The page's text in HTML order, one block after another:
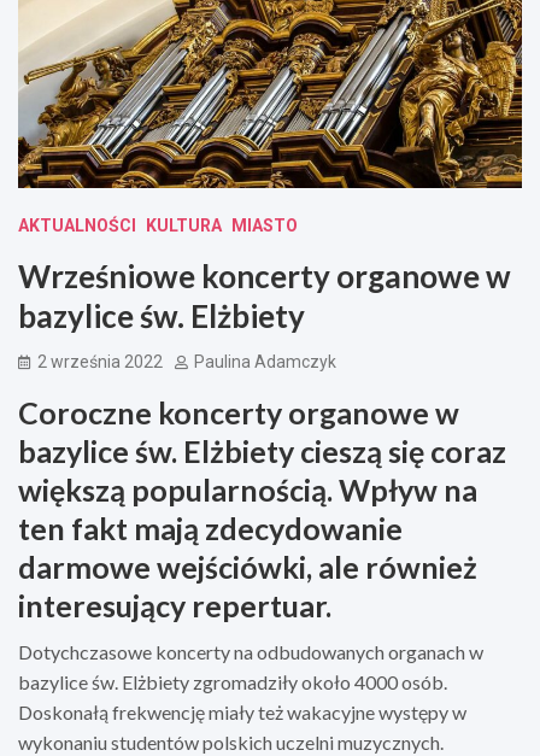
AKTUALNOŚCI KULTURA MIASTO
Wrześniowe koncerty organowe w
bazylice św. Elżbiety
2 września 2022 Paulina Adamczyk
Coroczne koncerty organowe w
bazylice św. Elżbiety cieszą się coraz
większą popularnością. Wpływ na
ten fakt mają zdecydowanie
darmowe wejściówki, ale również
interesujący repertuar.
Dotychczasowe koncerty na odbudowanych organach w
bazylice św. Elżbiety zgromadziły około 4000 osób.
Doskonałą frekwencję miały też wakacyjne występy w
wykonaniu studentów polskich uczelni muzycznych.